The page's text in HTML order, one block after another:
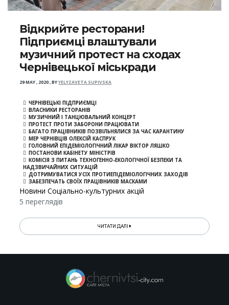
Відкрийте ресторани!
Підприємці влаштували
музичний протест на сходах
Чернівецької міськради
29 MAY , 2020,BYYELYZAVETA SUPIVSKA
ЧЕРНІВЕЦЬКІ ПІДПРИЄМЦІ
ВЛАСНИКИ РЕСТОРАНІВ
МУЗИЧНИЙ І ТАНЦЮВАЛЬНИЙ КОНЦЕРТ
ПРОТЕСТ ПРОТИ ЗАБОРОНИ ПРАЦЮВАТИ
БАГАТО ПРАЦІВНИКІВ ПОЗВІЛЬНЯЛИСЯ ЗА ЧАС КАРАНТИНУ
МЕР ЧЕРНІВЦІВ ОЛЕКСІЙ КАСПРУК
ГОЛОВНИЙ ЕПІДЕМІОЛОГІЧНИЙ ЛІКАР ВІКТОР ЛЯШКО
ПОСТАНОВИ КАБІНЕТУ МІНІСТРІВ
КОМІСІЯ З ПИТАНЬ ТЕХНОГЕННО-ЕКОЛОГІЧНОЇ БЕЗПЕКИ ТА
НАДЗВИЧАЙНИХ СИТУАЦІЙ
ДОТРИМУВАТИСЯ УСІХ ПРОТИЕПІДЕМІОЛОГІЧНИХ ЗАХОДІВ
ЗАБЕЗПЕЧАТЬ СВОЇХ ПРАЦІВНИКІВ МАСКАМИ
Новини Соціально-культурних акцій
5 переглядів
ЧИТАТИ ДАЛІ